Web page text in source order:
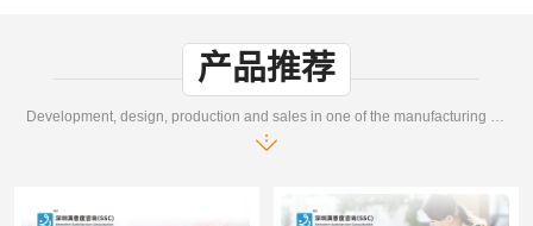
产品推荐
Development, design, production and sales in one of the manufacturing enterprises